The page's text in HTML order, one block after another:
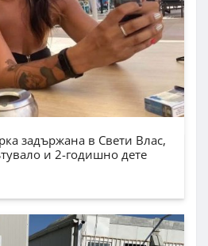
задържана в Свети Влас,
и 2-годишно дете